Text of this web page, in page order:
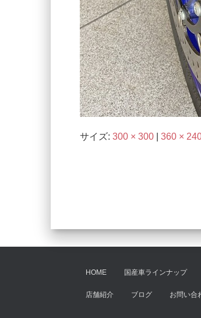
サイズ: 300 × 300 360 ×
HOME 国産車ラインナップ
店舗紹介 ブログ お問い合